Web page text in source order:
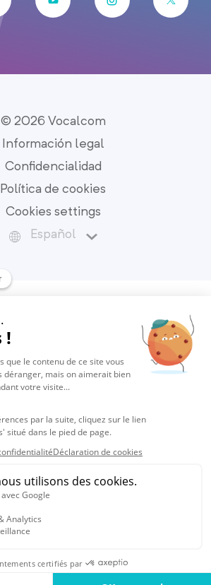
© 2026 Vocalcom
Información legal
Confidencialidad
Política de cookies
Cookies settings
Español